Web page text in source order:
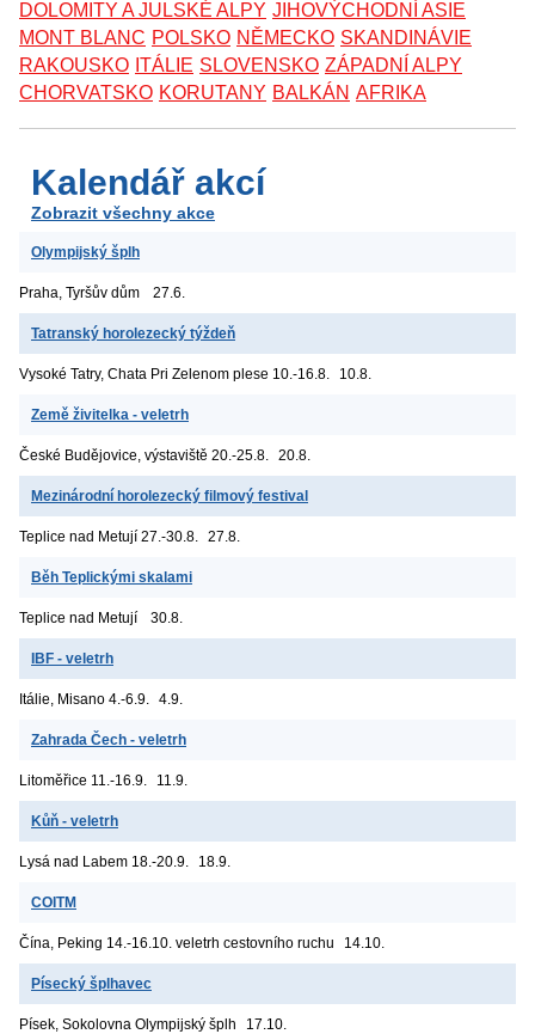
DOLOMITY A JULSKÉ ALPY JIHOVÝCHODNÍ ASIE
MONT BLANC POLSKO NĚMECKO SKANDINÁVIE
RAKOUSKO ITÁLIE SLOVENSKO ZÁPADNÍ ALPY
CHORVATSKO KORUTANY BALKÁN AFRIKA
Kalendář akcí
Zobrazit všechny akce
Olympijský šplh
Praha, Tyršův dům 27.6.
Tatranský horolezecký týždeň
Vysoké Tatry, Chata Pri Zelenom plese 10.-16.8. 10.8.
Země živitelka - veletrh
České Budějovice, výstaviště 20.-25.8. 20.8.
Mezinárodní horolezecký filmový festival
Teplice nad Metují 27.-30.8. 27.8.
Běh Teplickými skalami
Teplice nad Metují 30.8.
IBF - veletrh
Itálie, Misano 4.-6.9. 4.9.
Zahrada Čech - veletrh
Litoměřice 11.-16.9. 11.9.
Kůň - veletrh
Lysá nad Labem 18.-20.9. 18.9.
COITM
Čína, Peking 14.-16.10. veletrh cestovního ruchu 14.10.
Písecký šplhavec
Písek, Sokolovna Olympijský šplh 17.10.